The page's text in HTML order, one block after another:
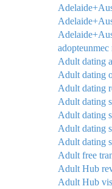
Adult dating
Adult dating
Adult dating
Adult dating
Adult dating
Adult dating
Adult dating
Adult free
Adult Hub
Adult Hub